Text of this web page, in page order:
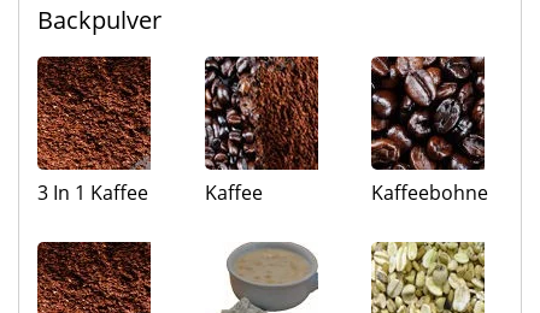
Backpulver
3 In 1 Kaffee Kaffee Kaffeebohne